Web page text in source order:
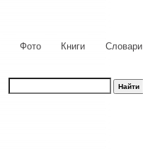
Фото Книги Словари